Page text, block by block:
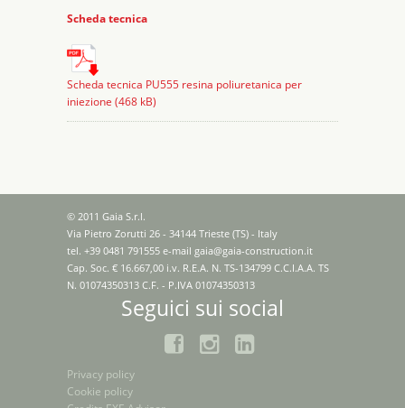
Scheda tecnica
Scheda tecnica PU555 resina poliuretanica per
iniezione (468 kB)
© 2011 Gaia S.r.l.
Via Pietro Zorutti 26 - 34144 Trieste (TS) - Italy
tel. +39 0481 791555 e-mail gaia@gaia-construction.it
Cap. Soc. € 16.667,00 i.v. R.E.A. N. TS-134799 C.C.I.A.A. TS
N. 01074350313 C.F. - P.IVA 01074350313
Seguici sui social
Privacy policy
Cookie policy